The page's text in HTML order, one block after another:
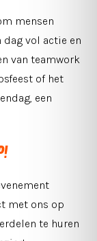
mensen
dag vol actie en
van teamwork
of het
een
met ons op
te huren